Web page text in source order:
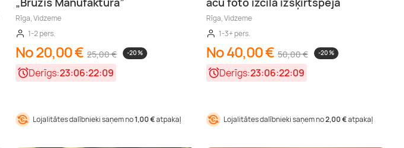
Rīga, Vidzeme
1-2 pers.
No 20,00 € 25,00 € -20 %
Derīgs:23:06:22:08
Lojalitātes dalībnieki saņem no1,00 €atpakaļ
Rīga, Vidzeme
1-3+ pers.
No 40,00 € 50,00 € -20 %
Derīgs:23:06:22:08
Lojalitātes dalībnieki saņem no2,00 €atpakaļ